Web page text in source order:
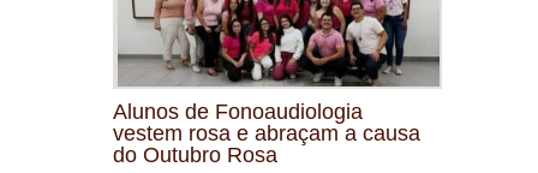
Alunos de Fonoaudiologia
vestem rosa e abraçam a causa
do Outubro Rosa